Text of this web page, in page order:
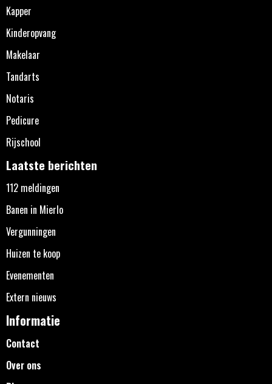
Kapper
Kinderopvang
Makelaar
Tandarts
Notaris
Pedicure
Rijschool
Laatste berichten
112 meldingen
Banen in Mierlo
Vergunningen
Huizen te koop
Evenementen
Extern nieuws
Informatie
Contact
Over ons